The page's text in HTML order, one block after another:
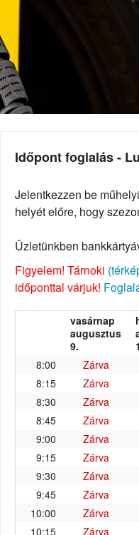
Időpont foglalás -
Jelentkezzen be
helyét előre, hogy
Üzletünkben
Figyelem! Tárnoki
időponttal várjuk!
vasárnap
augusztus
9.
8:00
Zárva
8:15
Zárva
8:30
Zárva
8:45
Zárva
9:00
Zárva
9:15
Zárva
9:30
Zárva
9:45
Zárva
10:00
Zárva
10:15
Zárva